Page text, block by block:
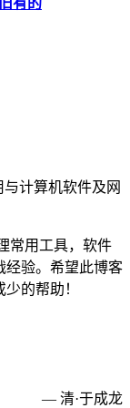
计算机软件及网
常用工具，软件
经验。希望此博客
的帮助！
— 清·于成龙